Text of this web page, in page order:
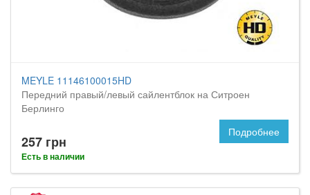
MEYLE 11146100015HD
Передний правый/левый сайлентблок на Ситроен
Берлинго
257 грн
Есть в наличии
Подробнее